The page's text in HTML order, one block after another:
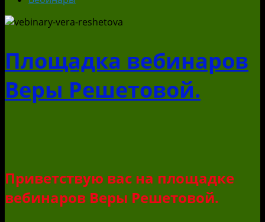
Площадка вебинаров
Веры Решетовой.
Приветствую вас на площадке
вебинаров Веры Решетовой.